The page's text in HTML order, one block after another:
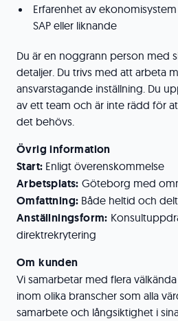
Erfarenhet av
SAP eller liknande
Du är en noggrann person med
detaljer. Du trivs med att arbeta
ansvarstagande inställning. Du
av ett team och är inte rädd för
det behövs.
Övrig information
Start: Enligt överenskommelse
Arbetsplats: Göteborg med
Omfattning: Både heltid och
Anställningsform:
direktrekrytering
Om kunden
Vi samarbetar med flera
inom olika branscher som alla
samarbete och långsiktighet i